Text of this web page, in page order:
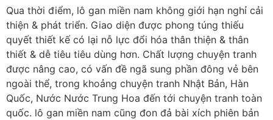
Qua thời điểm, lô gan miền nam không giới hạn nghỉ cải
thiện & phát triển. Giao diện được phong túng thiếu
quyết thiết kế có lại nỗ lực đổi hóa thân thiện & thân
thiết & dễ tiêu tiêu dùng hơn. Chất lượng chuyện tranh
được nâng cao, có vấn đề ngã sung phần đông vẻ bên
ngoài thể, trong khoảng chuyện tranh Nhật Bản, Hàn
Quốc, Nước Nước Trung Hoa đến tới chuyện tranh toàn
quốc. lô gan miền nam cũng đon đả bài xích phiên bản